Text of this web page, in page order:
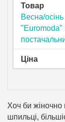
Товар
Весна/
"Euromoda"
Ціна
Хоч би жіночно
шпильці,